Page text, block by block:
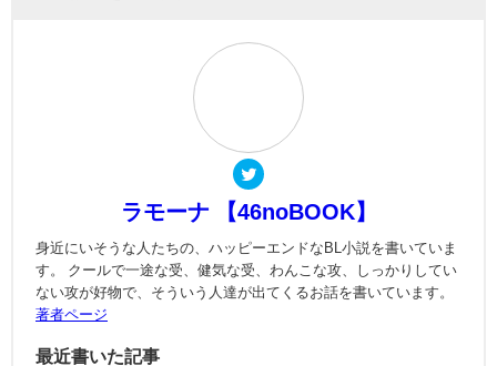
ラモーナ 【46noBOOK】
身近にいそうな人たちの、ハッピーエンドなBL小説を書いていま
す。 クールで一途な受、健気な受、わんこな攻、しっかりしてい
ない攻が好物で、そういう人達が出てくるお話を書いています。
著者ページ
最近書いた記事